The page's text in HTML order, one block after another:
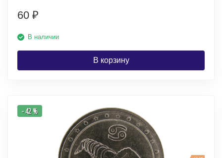
60 ₽
В наличии
В корзину
- 42 %